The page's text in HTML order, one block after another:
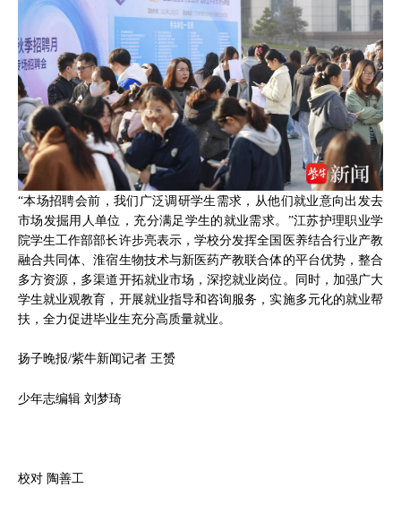
“本场招聘会前，我们广泛调研学生需求，从他们就业意向出发去
市场发掘用人单位，充分满足学生的就业需求。”江苏护理职业学
院学生工作部部长许步亮表示，学校分发挥全国医养结合行业产教
融合共同体、淮宿生物技术与新医药产教联合体的平台优势，整合
多方资源，多渠道开拓就业市场，深挖就业岗位。同时，加强广大
学生就业观教育，开展就业指导和咨询服务，实施多元化的就业帮
扶，全力促进毕业生充分高质量就业。
扬子晚报/紫牛新闻记者 王赟
少年志编辑 刘梦琦
校对 陶善工